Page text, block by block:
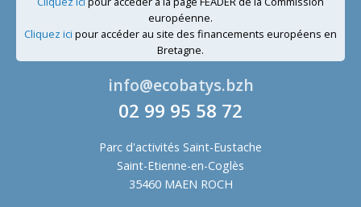
européenne.
Cliquez ici pour accéder au site des financements européens en
Bretagne.
info@ecobatys.bzh
02 99 95 58 72
Parc d'activités Saint-Eustache
Saint-Etienne-en-Coglès
35460 MAEN ROCH